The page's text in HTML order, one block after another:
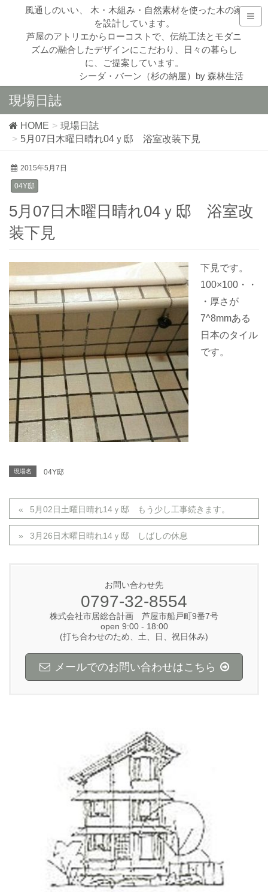
風通しのいい、 木・木組み・自然素材を使った木の家
を設計しています。
芦屋のアトリエからローコストで、伝統工法とモダニ
ズムの融合したデザインにこだわり、日々の暮らし
に、ご提案しています。
シーダ・バーン（杉の納屋）by 森林生活
現場日誌
HOME
現場日誌
5月07日木曜日晴れ04ｙ邸 浴室改装下見
2015年5月7日
04Y邸
5月07日木曜日晴れ04ｙ邸 浴室改
装下見
下見です。
100×100・・
・厚さが
7^8mmある
日本のタイル
です。
現場名 04Y邸
5月02日土曜日晴れ14ｙ邸 もう少し工事続きます。
3月26日木曜日晴れ14ｙ邸 しばしの休息
お問い合わせ先
0797-32-8554
株式会社市居総合計画 芦屋市船戸町9番7号
open 9:00 - 18:00
(打ち合わせのため、土、日、祝日休み)
メールでのお問い合わせはこちら